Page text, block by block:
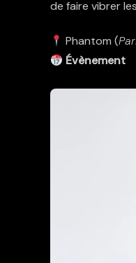
de faire vibrer
Phantom (
Évènement